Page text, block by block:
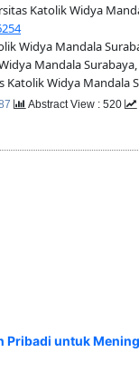
Katolik Widya
Widya Mandala
Mandala
Katolik Widya Mandala
Abstract View : 520
Pribadi untuk